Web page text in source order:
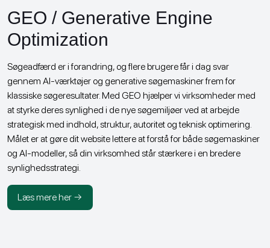
GEO / Generative Engine
Optimization
Søgeadfærd er i forandring, og flere brugere får i dag svar
gennem AI-værktøjer og generative søgemaskiner frem for
klassiske søgeresultater. Med GEO hjælper vi virksomheder med
at styrke deres synlighed i de nye søgemiljøer ved at arbejde
strategisk med indhold, struktur, autoritet og teknisk optimering.
Målet er at gøre dit website lettere at forstå for både søgemaskiner
og AI-modeller, så din virksomhed står stærkere i en bredere
synlighedsstrategi.
Læs mere her →